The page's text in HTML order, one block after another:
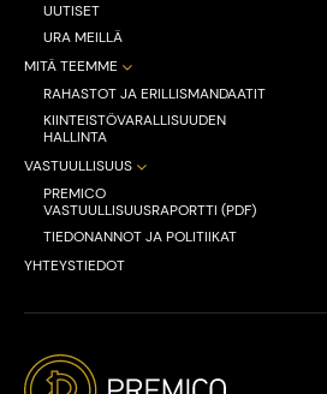
UUTISET
URA MEILLÄ
MITÄ TEEMME
RAHASTOT JA ERILLISMANDAATIT
KIINTEISTÖVARALLISUUDEN
HALLINTA
VASTUULLISUUS
PREMICO
VASTUULLISUUSRAPORTTI (PDF)
TIEDONANNOT JA POLITIIKAT
YHTEYSTIEDOT